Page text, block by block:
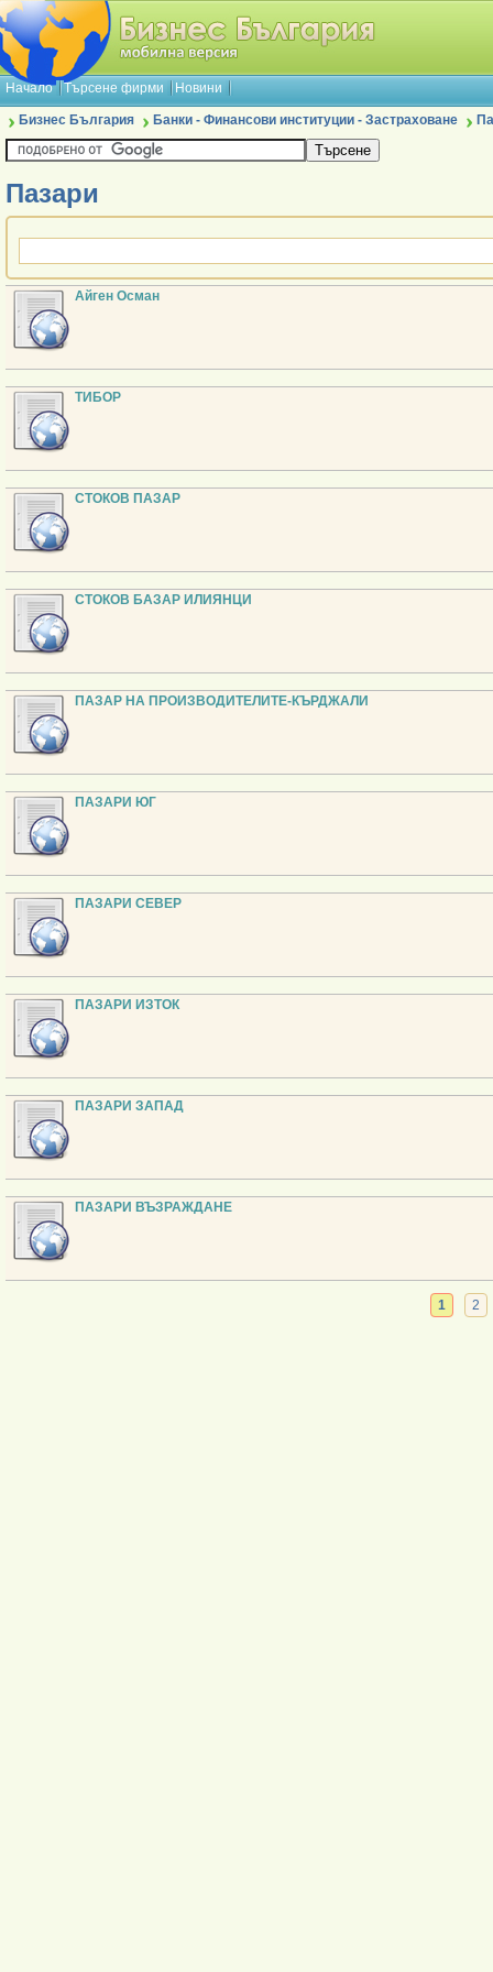
Начало Търсене фирми Новини
Бизнес България Банки - Финансови институции - Застраховане
Пазари
Aйген Oсман
ТИБОР
СТОКОВ ПАЗАР
СТОКОВ БАЗАР ИЛИЯНЦИ
ПАЗАР НА ПРОИЗВОДИТЕЛИТЕ-КЪРДЖАЛИ
ПАЗАРИ ЮГ
ПАЗАРИ СЕВЕР
ПАЗАРИ ИЗТОК
ПАЗАРИ ЗАПАД
ПАЗАРИ ВЪЗРАЖДАНЕ
1 2